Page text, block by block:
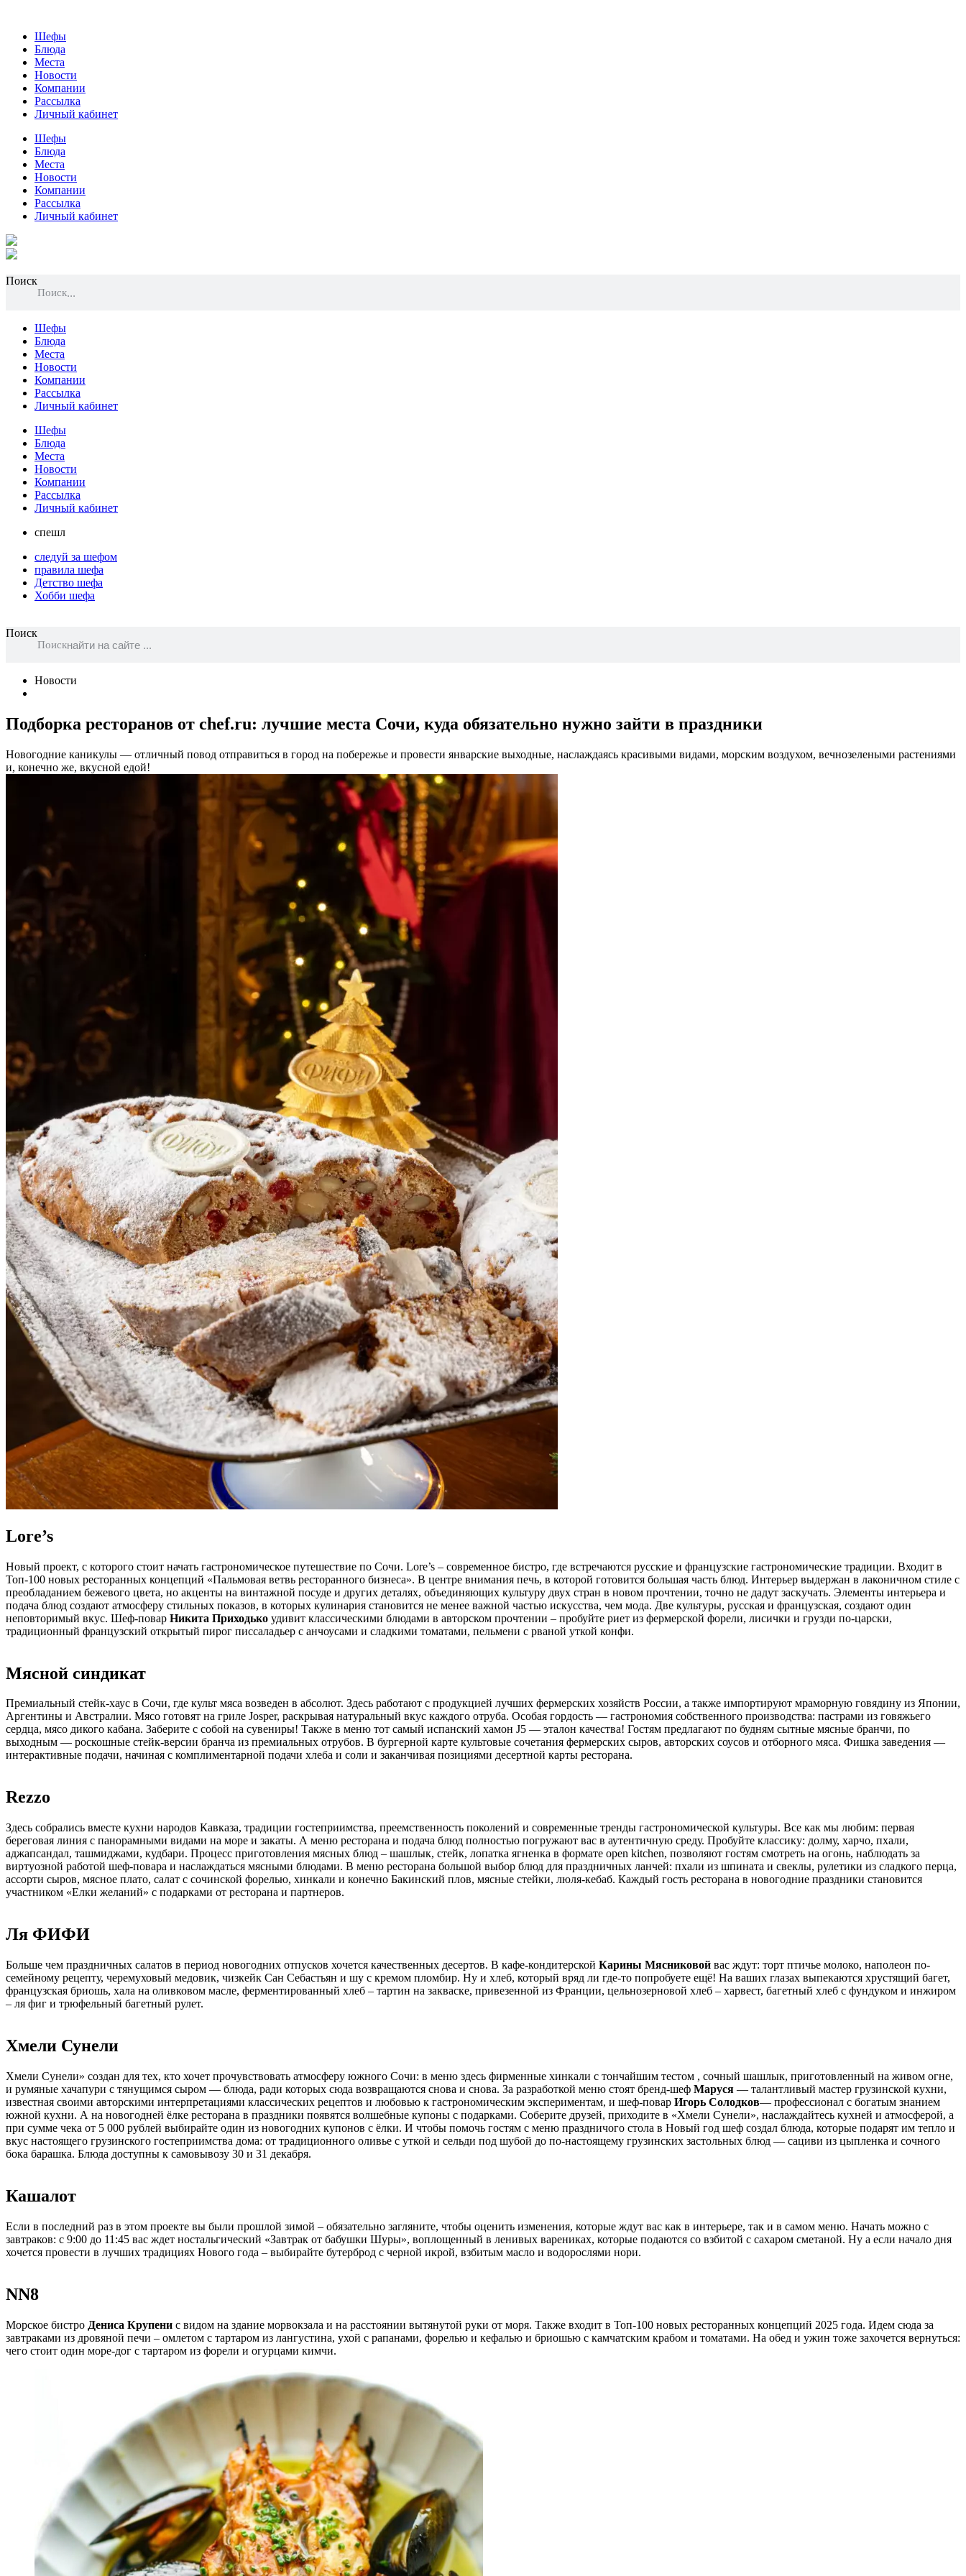
Шефы
Блюда
Места
Новости
Компании
Рассылка
Личный кабинет
Шефы
Блюда
Места
Новости
Компании
Рассылка
Личный кабинет
Поиск
Поиск
Шефы
Блюда
Места
Новости
Компании
Рассылка
Личный кабинет
Шефы
Блюда
Места
Новости
Компании
Рассылка
Личный кабинет
спешл
следуй за шефом
правила шефа
Детство шефа
Хобби шефа
Поиск
Поиск
Новости
Подборка ресторанов от chef.ru: лучшие места Сочи, куда обязательно нужно зайти в праздники
Новогодние каникулы — отличный повод отправиться в город на побережье и провести январские выходные, наслаждаясь красивыми видами, морским воздухом, вечнозелеными растениями
и, конечно же, вкусной едой!
Lore’s
Новый проект, с которого стоит начать гастрономическое путешествие по Сочи. Lore’s – современное бистро, где встречаются русские и французские гастрономические традиции. Входит в
Топ-100 новых ресторанных концепций «Пальмовая ветвь ресторанного бизнеса». В центре внимания печь, в которой готовится большая часть блюд. Интерьер выдержан в лаконичном стиле с
преобладанием бежевого цвета, но акценты на винтажной посуде и других деталях, объединяющих культуру двух стран в новом прочтении, точно не дадут заскучать. Элементы интерьера и
подача блюд создают атмосферу стильных показов, в которых кулинария становится не менее важной частью искусства, чем мода. Две культуры, русская и французская, создают один
неповторимый вкус. Шеф-повар Никита Приходько удивит классическими блюдами в авторском прочтении – пробуйте риет из фермерской форели, лисички и грузди по-царски,
традиционный французский открытый пирог писсаладьер с анчоусами и сладкими томатами, пельмени с рваной уткой конфи.
Мясной синдикат
Премиальный стейк-хаус в Сочи, где культ мяса возведен в абсолют. Здесь работают с продукцией лучших фермерских хозяйств России, а также импортируют мраморную говядину из Японии,
Аргентины и Австралии. Мясо готовят на гриле Josper, раскрывая натуральный вкус каждого отруба. Особая гордость — гастрономия собственного производства: пастрами из говяжьего
сердца, мясо дикого кабана. Заберите с собой на сувениры! Также в меню тот самый испанский хамон J5 — эталон качества! Гостям предлагают по будням сытные мясные бранчи, по
выходным — роскошные стейк-версии бранча из премиальных отрубов. В бургерной карте культовые сочетания фермерских сыров, авторских соусов и отборного мяса. Фишка заведения —
интерактивные подачи, начиная с комплиментарной подачи хлеба и соли и заканчивая позициями десертной карты ресторана.
Rezzo
Здесь собрались вместе кухни народов Кавказа, традиции гостеприимства, преемственность поколений и современные тренды гастрономической культуры. Все как мы любим: первая
береговая линия с панорамными видами на море и закаты. А меню ресторана и подача блюд полностью погружают вас в аутентичную среду. Пробуйте классику: долму, харчо, пхали,
аджапсандал, ташмиджами, кудбари. Процесс приготовления мясных блюд – шашлык, стейк, лопатка ягненка в формате open kitchen, позволяют гостям смотреть на огонь, наблюдать за
виртуозной работой шеф-повара и наслаждаться мясными блюдами. В меню ресторана большой выбор блюд для праздничных ланчей: пхали из шпината и свеклы, рулетики из сладкого перца,
ассорти сыров, мясное плато, салат с сочинской форелью, хинкали и конечно Бакинский плов, мясные стейки, люля-кебаб. Каждый гость ресторана в новогодние праздники становится
участником «Елки желаний» с подарками от ресторана и партнеров.
Ля ФИФИ
Больше чем праздничных салатов в период новогодних отпусков хочется качественных десертов. В кафе-кондитерской Карины Мясниковой вас ждут: торт птичье молоко, наполеон по-
семейному рецепту, черемуховый медовик, чизкейк Сан Себастьян и шу с кремом пломбир. Ну и хлеб, который вряд ли где-то попробуете ещё! На ваших глазах выпекаются хрустящий багет,
французская бриошь, хала на оливковом масле, ферментированный хлеб – тартин на закваске, привезенной из Франции, цельнозерновой хлеб – харвест, багетный хлеб с фундуком и инжиром
– ля фиг и трюфельный багетный рулет.
Хмели Сунели
Хмели Сунели» создан для тех, кто хочет прочувствовать атмосферу южного Сочи: в меню здесь фирменные хинкали с тончайшим тестом , сочный шашлык, приготовленный на живом огне,
и румяные хачапури с тянущимся сыром — блюда, ради которых сюда возвращаются снова и снова. За разработкой меню стоят бренд-шеф Маруся — талантливый мастер грузинской кухни,
известная своими авторскими интерпретациями классических рецептов и любовью к гастрономическим экспериментам, и шеф-повар Игорь Солодков— профессионал с богатым знанием
южной кухни. А на новогодней ёлке ресторана в праздники появятся волшебные купоны с подарками. Соберите друзей, приходите в «Хмели Сунели», наслаждайтесь кухней и атмосферой, а
при сумме чека от 5 000 рублей выбирайте один из новогодних купонов с ёлки. И чтобы помочь гостям с меню праздничого стола в Новый год шеф создал блюда, которые подарят им тепло и
вкус настоящего грузинского гостеприимства дома: от традиционного оливье с уткой и сельди под шубой до по-настоящему грузинских застольных блюд — сациви из цыпленка и сочного
бока барашка. Блюда доступны к самовывозу 30 и 31 декабря.
Кашалот
Если в последний раз в этом проекте вы были прошлой зимой – обязательно загляните, чтобы оценить изменения, которые ждут вас как в интерьере, так и в самом меню. Начать можно с
завтраков: с 9:00 до 11:45 вас ждет ностальгический «Завтрак от бабушки Шуры», воплощенный в ленивых варениках, которые подаются со взбитой с сахаром сметаной. Ну а если начало дня
хочется провести в лучших традициях Нового года – выбирайте бутерброд с черной икрой, взбитым масло и водорослями нори.
NN8
Морское бистро Дениса Крупени c видом на здание морвокзала и на расстоянии вытянутой руки от моря. Также входит в Топ-100 новых ресторанных концепций 2025 года. Идем сюда за
завтраками из дровяной печи – омлетом с тартаром из лангустина, ухой с рапанами, форелью и кефалью и бриошью с камчатским крабом и томатами. На обед и ужин тоже захочется вернуться:
чего стоит один море-дог с тартаром из форели и огурцами кимчи.